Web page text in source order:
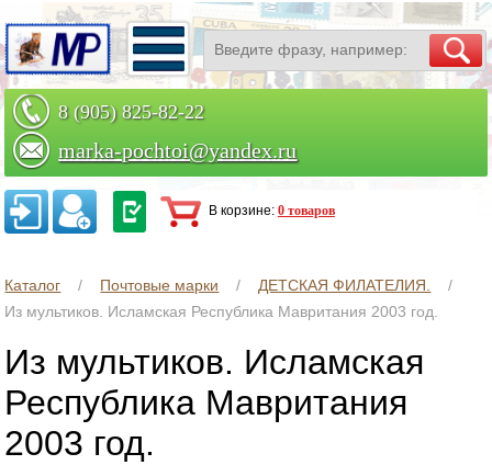
8 (905) 825-82-22
marka-pochtoi@yandex.ru
Заказать по телефону
В корзине: 0 товаров
Каталог Почтовые марки
ДЕТСКАЯ ФИЛАТЕЛИЯ.
Из мультиков. Исламская Республика Мавритания 2003 год.
Из мультиков. Исламская
Республика Мавритания
2003 год.